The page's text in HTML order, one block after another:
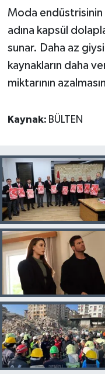
Moda
adına kapsül
sunar. Daha az
kaynakların daha
miktarının
Kaynak: BÜLTEN